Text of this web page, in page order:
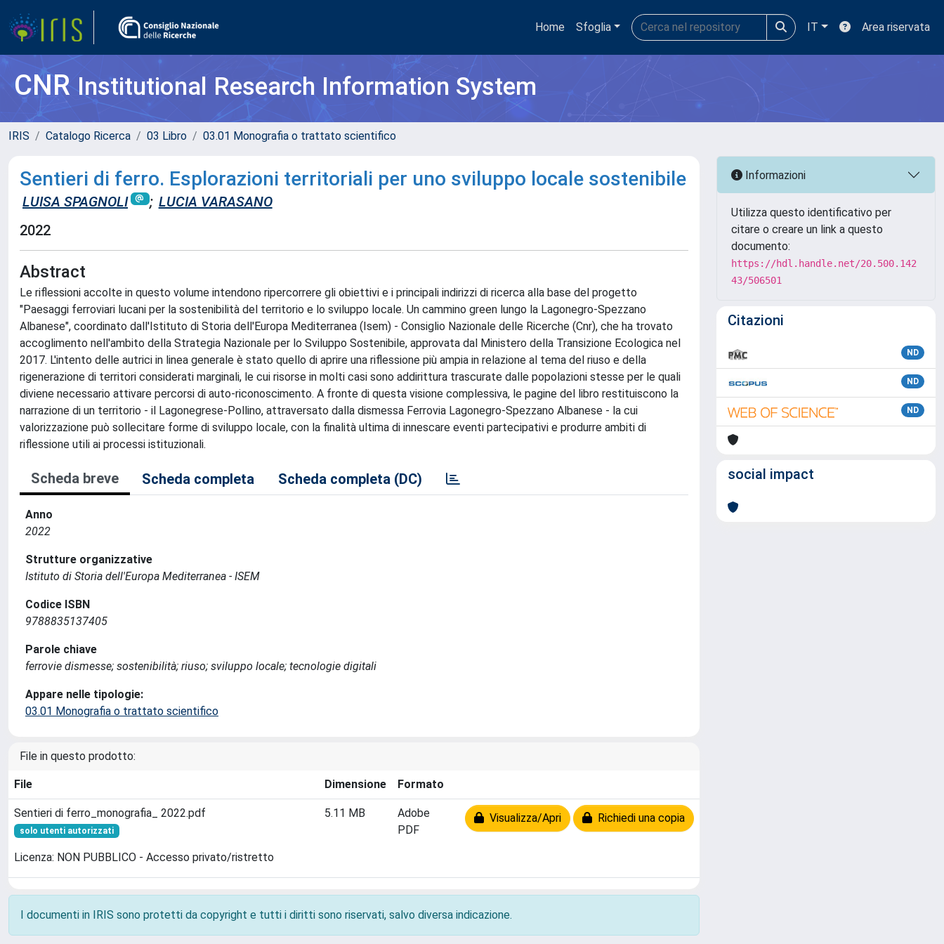
Home Sfoglia IT Area riservata
CNRInstitutional Research Information System
IRIS Catalogo Ricerca 03 Libro 03.01 Monografia o trattato scientifico
Sentieri di ferro. Esplorazioni territoriali per uno sviluppo locale sostenibile
LUISA SPAGNOLI ; LUCIA VARASANO
2022
Abstract
Le riflessioni accolte in questo volume intendono ripercorrere gli obiettivi e i principali indirizzi di ricerca alla base del progetto
"Paesaggi ferroviari lucani per la sostenibilità del territorio e lo sviluppo locale. Un cammino green lungo la Lagonegro-Spezzano
Albanese", coordinato dall'Istituto di Storia dell'Europa Mediterranea (Isem) - Consiglio Nazionale delle Ricerche (Cnr), che ha trovato
accoglimento nell'ambito della Strategia Nazionale per lo Sviluppo Sostenibile, approvata dal Ministero della Transizione Ecologica nel
2017. L'intento delle autrici in linea generale è stato quello di aprire una riflessione più ampia in relazione al tema del riuso e della
rigenerazione di territori considerati marginali, le cui risorse in molti casi sono addirittura trascurate dalle popolazioni stesse per le quali
diviene necessario attivare percorsi di auto-riconoscimento. A fronte di questa visione complessiva, le pagine del libro restituiscono la
narrazione di un territorio - il Lagonegrese-Pollino, attraversato dalla dismessa Ferrovia Lagonegro-Spezzano Albanese - la cui
valorizzazione può sollecitare forme di sviluppo locale, con la finalità ultima di innescare eventi partecipativi e produrre ambiti di
riflessione utili ai processi istituzionali.
Scheda breve Scheda completa Scheda completa (DC)
Anno
2022
Strutture organizzative
Istituto di Storia dell'Europa Mediterranea - ISEM
Codice ISBN
9788835137405
Parole chiave
ferrovie dismesse; sostenibilità; riuso; sviluppo locale; tecnologie digitali
Appare nelle tipologie:
03.01 Monografia o trattato scientifico
File in questo prodotto:
File Dimensione Formato
Sentieri di ferro_monografia_ 2022.pdf
solo utenti autorizzati
Licenza: NON PUBBLICO - Accesso privato/ristretto
5.11 MB
Adobe
PDF
Visualizza/Apri Richiedi una copia
I documenti in IRIS sono protetti da copyright e tutti i diritti sono riservati, salvo diversa indicazione.
Informazioni
Utilizza questo identificativo per
citare o creare un link a questo
documento:
https://hdl.handle.net/20.500.142
43/506501
Citazioni
ND
ND
ND
social impact